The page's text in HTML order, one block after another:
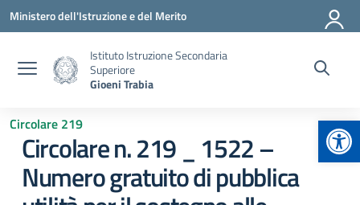
Vai ai contenuti
Vai al menu di navigazione
Vai al footer
Ministero dell'Istruzione e del Merito
Istituto Istruzione Secondaria
Superiore
Gioeni Trabia
Circolare 219
Circolare n. 219 _ 1522 –
Numero gratuito di pubblica